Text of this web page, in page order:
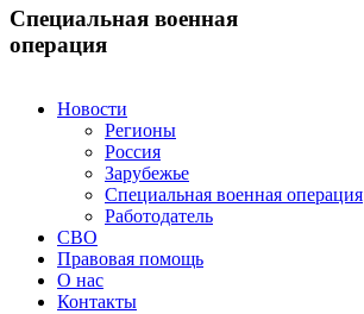
Специальная военная
операция
Новости
Регионы
Россия
Зарубежье
Специальная военная операция
Работодатель
СВО
Правовая помощь
О нас
Контакты